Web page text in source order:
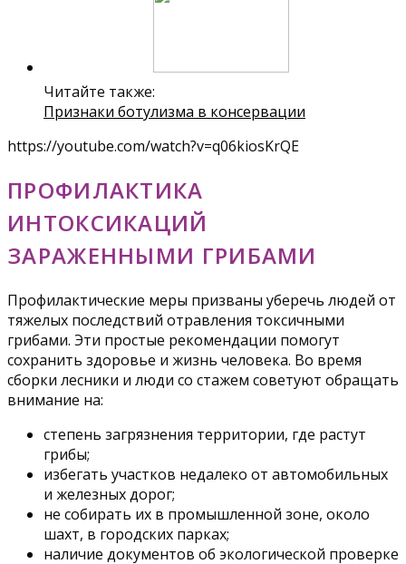
Читайте также:
Признаки ботулизма в консервации
https://youtube.com/watch?v=q06kiosKrQE
ПРОФИЛАКТИКА
ИНТОКСИКАЦИЙ
ЗАРАЖЕННЫМИ ГРИБАМИ
Профилактические меры призваны уберечь людей от
тяжелых последствий отравления токсичными
грибами. Эти простые рекомендации помогут
сохранить здоровье и жизнь человека. Во время
сборки лесники и люди со стажем советуют обращать
внимание на:
степень загрязнения территории, где растут
грибы;
избегать участков недалеко от автомобильных
и железных дорог;
не собирать их в промышленной зоне, около
шахт, в городских парках;
наличие документов об экологической проверке